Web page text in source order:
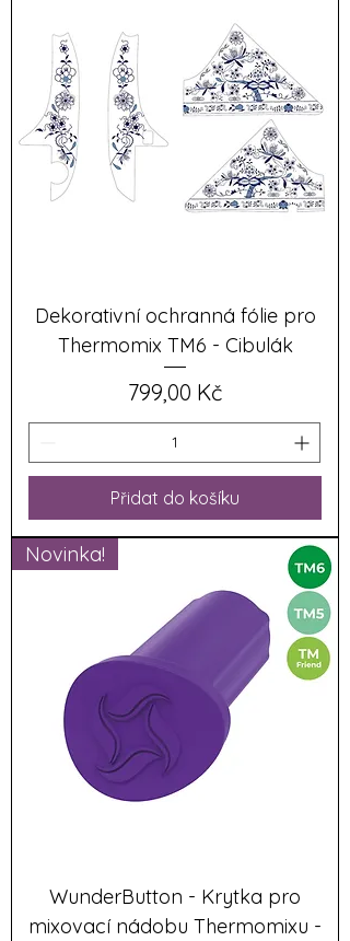
Dekorativní ochranná fólie pro
Thermomix TM6 - Cibulák
Cena
799,00 Kč
Přidat do košíku
Novinka!
WunderButton - Krytka pro
mixovací nádobu Thermomixu -